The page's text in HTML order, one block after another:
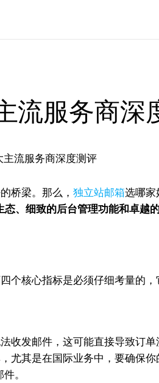
流服务商深
桥梁。那么，独立站邮箱选哪家
、细致的后台管理功能和卓越
个核心指标是必须仔细考量的
收发邮件，这可能直接导致订
其是在国际业务中，要确保你
。